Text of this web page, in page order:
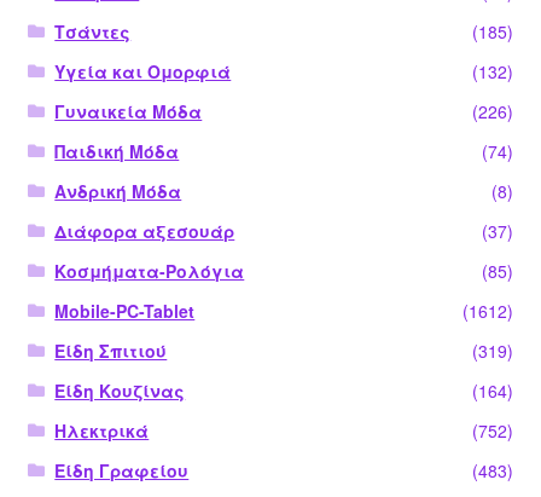
Τσάντες
(185)
Υγεία και Ομορφιά
(132)
Γυναικεία Μόδα
(226)
Παιδική Μόδα
(74)
Ανδρική Μόδα
(8)
Διάφορα αξεσουάρ
(37)
Κοσμήματα-Ρολόγια
(85)
Mobile-PC-Tablet
(1612)
Είδη Σπιτιού
(319)
Είδη Κουζίνας
(164)
Ηλεκτρικά
(752)
Είδη Γραφείου
(483)